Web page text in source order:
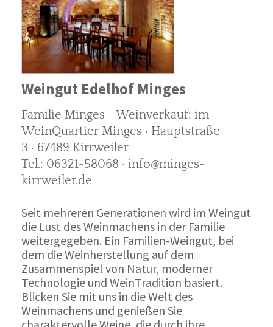
Weingut Edelhof Minges
Familie Minges - Weinverkauf: im
WeinQuartier Minges · Hauptstraße
3 · 67489 Kirrweiler
Tel.: 06321-58068 · info@minges-
kirrweiler.de
Seit mehreren Generationen wird im Weingut
die Lust des Weinmachens in der Familie
weitergegeben. Ein Familien-Weingut, bei
dem die Weinherstellung auf dem
Zusammenspiel von Natur, moderner
Technologie und WeinTradition basiert.
Blicken Sie mit uns in die Welt des
Weinmachens und genießen Sie